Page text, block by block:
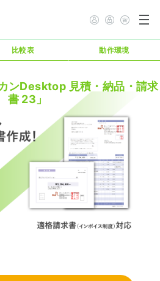
ンDesktop 見積・納品・請求
書 23」
比較表 動作環境